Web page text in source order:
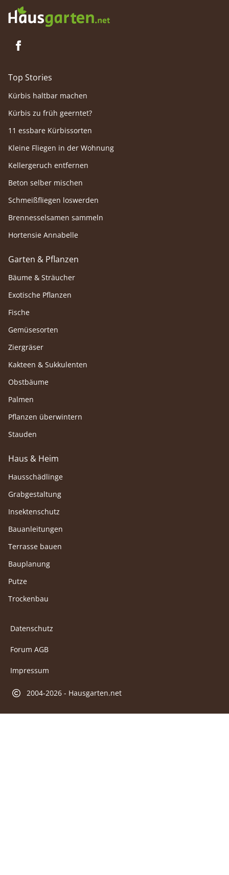
Top Stories
Kürbis haltbar machen
Kürbis zu früh geerntet?
11 essbare Kürbissorten
Kleine Fliegen in der Wohnung
Kellergeruch entfernen
Beton selber mischen
Schmeißfliegen loswerden
Brennesselsamen sammeln
Hortensie Annabelle
Garten & Pflanzen
Bäume & Sträucher
Exotische Pflanzen
Fische
Gemüsesorten
Ziergräser
Kakteen & Sukkulenten
Obstbäume
Palmen
Pflanzen überwintern
Stauden
Haus & Heim
Hausschädlinge
Grabgestaltung
Insektenschutz
Bauanleitungen
Terrasse bauen
Bauplanung
Putze
Trockenbau
Datenschutz
Forum AGB
Impressum
2004-2026 - Hausgarten.net